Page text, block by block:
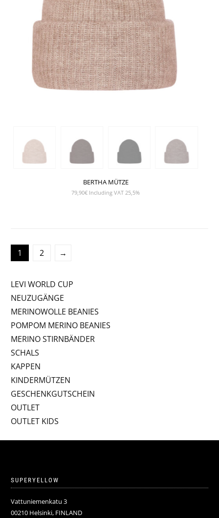
BERTHA MÜTZE
79,90€ Including VAT 25,5%
1 2 →
LEVI WORLD CUP
NEUZUGÄNGE
MERINOWOLLE BEANIES
POMPOM MERINO BEANIES
MERINO STIRNBÄNDER
SCHALS
KAPPEN
KINDERMÜTZEN
GESCHENKGUTSCHEIN
OUTLET
OUTLET KIDS
SUPERYELLOW
Vattuniemenkatu 3
00210 Helsinki, FINLAND